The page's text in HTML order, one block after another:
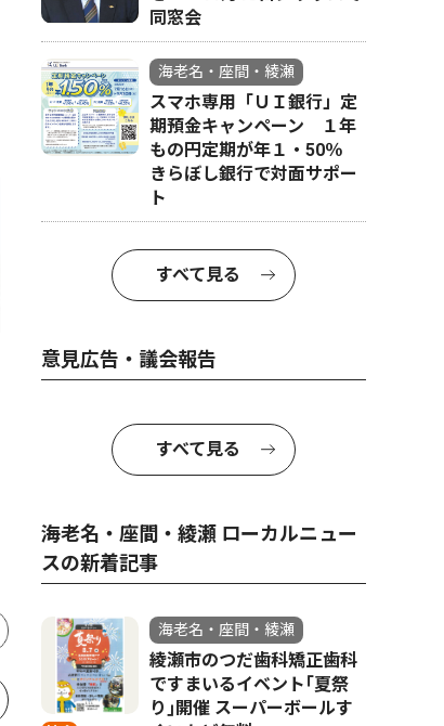
4
社会
海老名・座間・綾瀬 2026.08.05
普段見られない夜景を満喫 ８
リーンセンターの展望室を夜
間開放
同窓会
海老名・座間・綾瀬
スマホ専用「ＵＩ銀行」定
期預金キャンペーン １年
もの円定期が年１・50％
きらぼし銀行で対面サポー
ト
すべて見る
意見広告・議会報告
すべて見る
海老名・座間・綾瀬 ローカルニュー
スの新着記事
海老名・座間・綾瀬
綾瀬市のつだ歯科矯正歯科
ですまいるイベント｢夏祭
り｣開催 スーパーボールす